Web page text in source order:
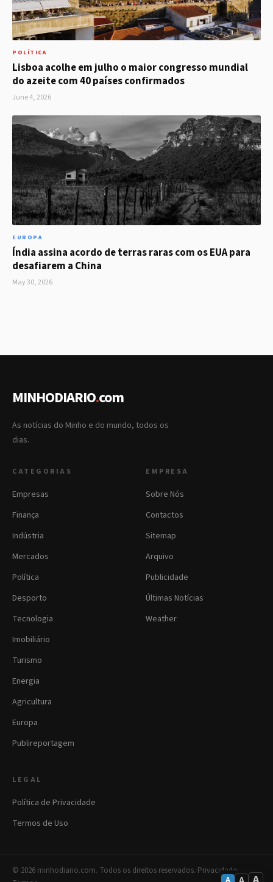
A
POLÍTICA
Lisboa acolhe em julho o maior congresso mundial
do azeite com 40 países confirmados
June 4, 2026
EUROPA
Índia assina acordo de terras raras com os EUA para
desafiarem a China
May 30, 2026
MINHODIARIO.com
As notícias do Minho e do mundo, todos os
dias.
CATEGORIAS
Empresas
Finança
Indústria
Mercados
Política
Desporto
Tecnologia
Imobiliário
Turismo
Energia
Agricultura
Europa
Publireportagem
EMPRESA
Sobre Nós
Contactos
Sitemap
Arquivo
Publicidade
Últimas Notícias
Weather
LEGAL
Política de Privacidade
Termos de Uso
© 2026 minhodiario.com. Todos os direitos reservados.·Privacidade